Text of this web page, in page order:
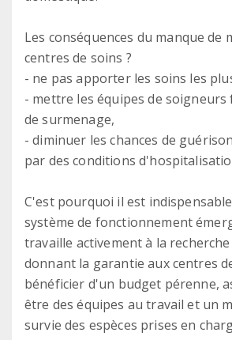
Les conséquences du manque de
centres de soins ?
- ne pas apporter les soins les
- mettre les équipes de soigneurs
de surmenage,
- diminuer les chances de
par des conditions
C'est pourquoi il est
système de fonctionnement
travaille activement à la
donnant la garantie aux centres
bénéficier d'un budget pérenne,
être des équipes au travail et un
survie des espèces prises en